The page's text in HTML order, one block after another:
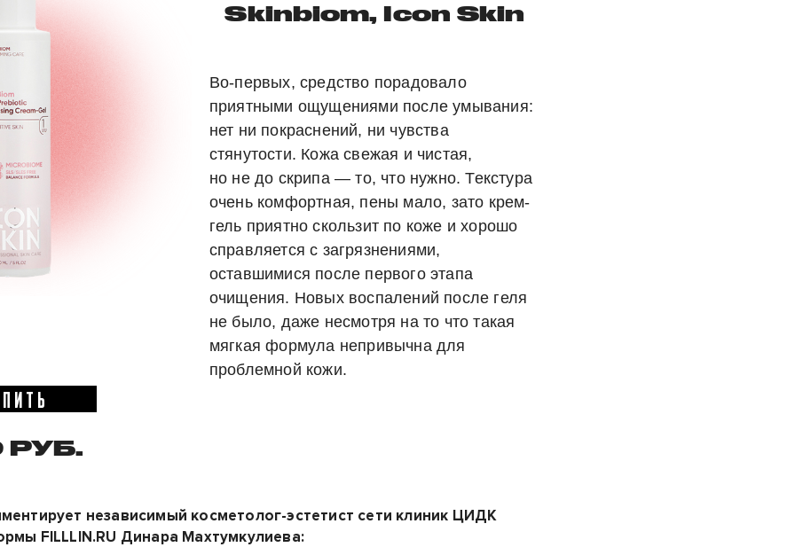
РУБ.
Skinbiom, Icon Skin
Во-первых, средство порадовало
приятными ощущениями после умывания:
нет ни покраснений, ни чувства
стянутости. Кожа свежая и чистая,
но не до скрипа — то, что нужно. Текстура
очень комфортная, пены мало, зато крем-
гель приятно скользит по коже и хорошо
справляется с загрязнениями,
оставшимися после первого этапа
очищения. Новых воспалений после геля
не было, даже несмотря на то что такая
мягкая формула непривычна для
проблемной кожи.
независимый косметолог-эстетист сети клиник ЦИДК
FILLLIN.RU Динара Махтумкулиева: